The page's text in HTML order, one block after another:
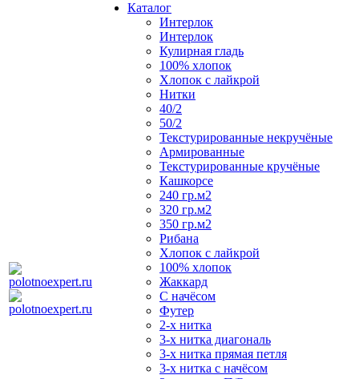
Каталог
Интерлок
Интерлок
Кулирная гладь
100% хлопок
Хлопок с лайкрой
Нитки
40/2
50/2
Текстурированные некручёные
Армированные
Текстурированные кручёные
Кашкорсе
240 гр.м2
320 гр.м2
350 гр.м2
Рибана
Хлопок с лайкрой
100% хлопок
Жаккард
С начёсом
Футер
2-х нитка
3-х нитка диагональ
3-х нитка прямая петля
3-х нитка с начёсом